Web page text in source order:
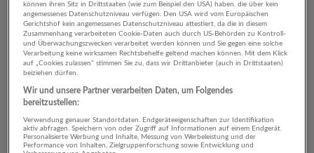
2 Gebäudemanagement,
Reinigung Gesundheitswesen
Unternehmen
können ihren Sitz in Drittstaaten (wie zum Beispiel den USA) haben, die über kein
angemessenes Datenschutzniveau verfügen. Den USA wird vom Europäischen
Gerichtshof kein angemessenes Datenschutzniveau attestiert, da die in diesem
Zusammenhang verarbeiteten Cookie-Daten auch durch US-Behörden zu Kontroll-
und Überwachungszwecken verarbeitet werden können und Sie gegen eine solche
Verarbeitung keine wirksamen Rechtsbehelfe geltend machen können. Mit dem Klick
auf „Cookies zulassen“ stimmen Sie zu, dass wir Drittanbieter (auch in Drittstaaten)
beiziehen dürfen.
Wir und unsere Partner verarbeiten Daten, um Folgendes
bereitzustellen:
Verwendung genauer Standortdaten. Endgeräteeigenschaften zur Identifikation
aktiv abfragen. Speichern von oder Zugriff auf Informationen auf einem Endgerät.
Personalisierte Werbung und Inhalte, Messung von Werbeleistung und der
Performance von Inhalten, Zielgruppenforschung sowie Entwicklung und